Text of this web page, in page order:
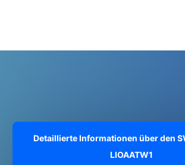
Detaillierte Informationen über den
LIOAATW1